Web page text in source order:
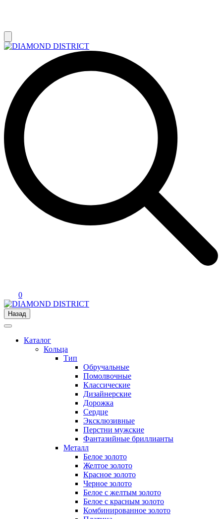
0
Назад
Каталог
Кольца
Тип
Обручальные
Помолвочные
Классические
Дизайнерские
Дорожка
Сердце
Эксклюзивные
Перстни мужские
Фантазийные бриллианты
Металл
Белое золото
Желтое золото
Красное золото
Черное золото
Белое с желтым золото
Белое с красным золото
Комбинированное золото